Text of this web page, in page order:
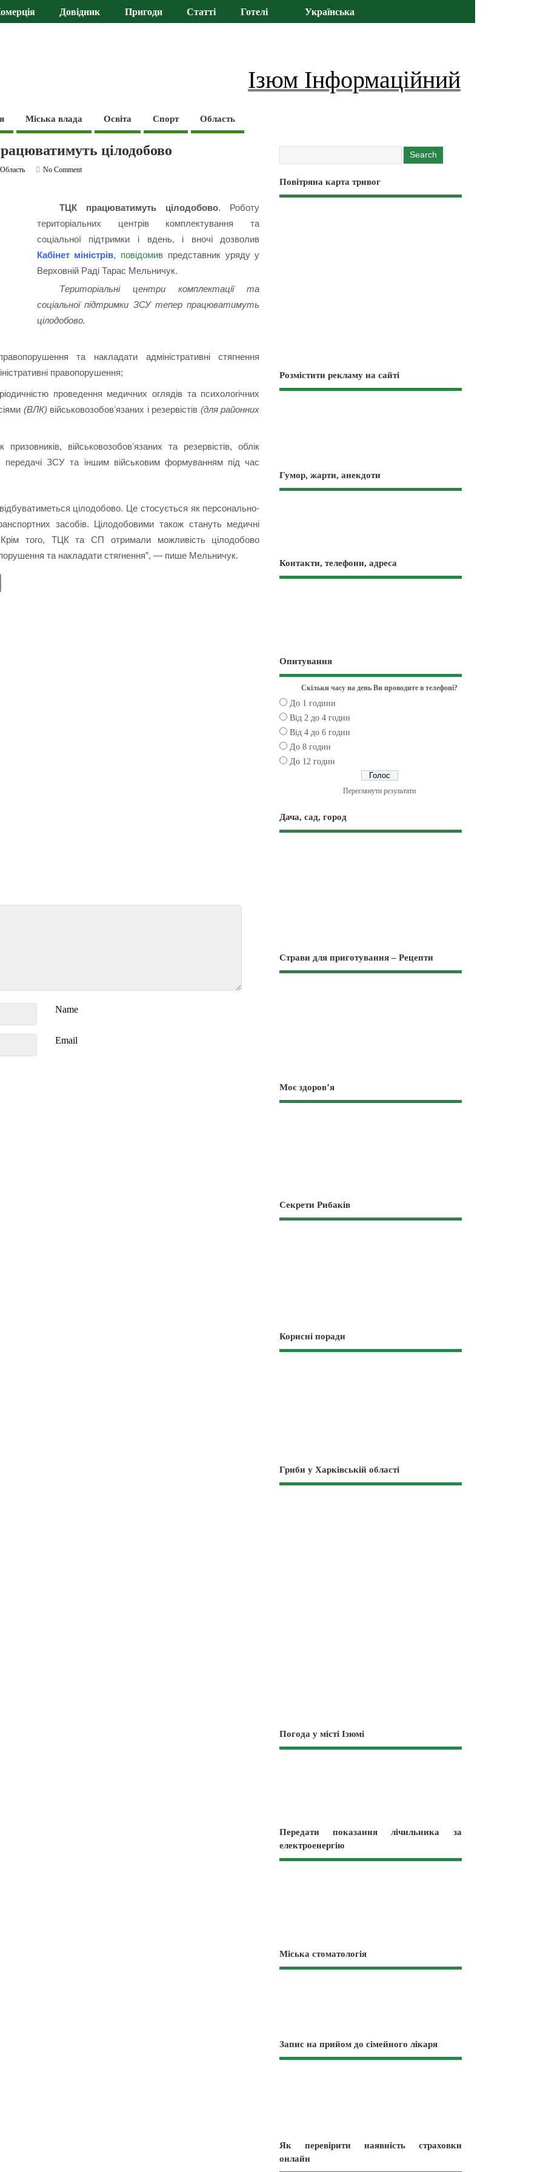
Довідник Пригоди Статті Готелі Українська
Ізюм Інформаційний
Міська влада Освіта Спорт Область
цілодобово
Область
No Comment
ТЦК працюватимуть цілодобово. Роботу
територіальних центрів комплектування та
соціальної підтримки і вдень, і вночі дозволив
Кабінет міністрів, повідомив представник уряду у
Верховній Раді Тарас Мельничук.
Територіальні центри комплектації та
соціальної підтримки ЗСУ тепер працюватимуть
цілодобово.
та накладати адміністративні стягнення
правопорушення;
проведення медичних оглядів та психологічних
(ВЛК) військовозобовʼязаних і резервістів (для районних
військовозобовʼязаних та резервістів, облік
передачі ЗСУ та іншим військовим формуванням під час
цілодобово. Це стосується як персонально-
засобів. Цілодобовими також стануть медичні
того, ТЦК та СП отримали можливість цілодобово
та накладати стягнення”, — пише Мельничук.
Name
Email
Повітряна карта тривог
Розмістити рекламу на сайті
Гумор, жарти, анекдоти
Контакти, телефони, адреса
Опитування
Скільки часу на день Ви проводите в телефоні?
До 1 години
Від 2 до 4 годин
Від 4 до 6 годин
До 8 годин
До 12 годин
Переглянути результати
Дача, сад, город
Страви для приготування – Рецепти
Моє здоров’я
Секрети Рибаків
Корисні поради
Гриби у Харківській області
Погода у місті Ізюмі
Передати показання лічильника за
електроенергію
Міська стоматологія
Запис на прийом до сімейного лікаря
Як перевірити наявність страховки
онлайн